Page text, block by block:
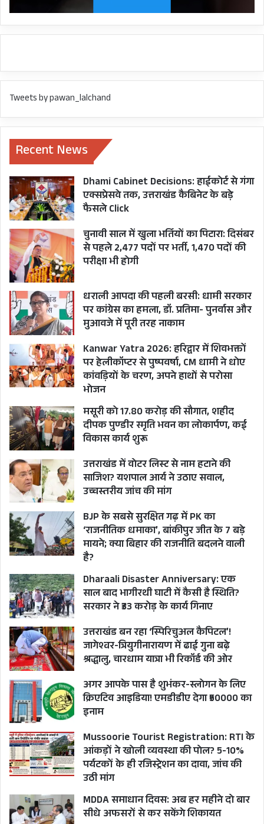
लाभ पहुंचाना है। उन्होंने कहा कि हमारा प्रयास शिथिल
योजनाओं को गति प्रदान करना है।
अपर सचिव योगेन्द्र रावत, निदेशक जनजाति संजय सिंह
टोलिया तथा अन्य विभागीय अधिकारी उपस्थित रहे।
CM PUSHKAR SINGH DHAMI
UTTARAKHAND
Tweets by pawan_lalchand
Recent News
Dhami Cabinet Decisions: हाईकोर्ट से गंगा
एक्सप्रेसवे तक, उत्तराखंड कैबिनेट के बड़े
फैसले Click
चुनावी साल में खुला भर्तियों का पिटारा: दिसंबर
से पहले 2,477 पदों पर भर्ती, 1,470 पदों की
परीक्षा भी होगी
धराली आपदा की पहली बरसी: धामी सरकार
पर कांग्रेस का हमला, डॉ. प्रतिमा- पुनर्वास और
मुआवजे में पूरी तरह नाकाम
Kanwar Yatra 2026: हरिद्वार में शिवभक्तों
पर हेलीकॉप्टर से पुष्पवर्षा, CM धामी ने धोए
कांवड़ियों के चरण, अपने हाथों से परोसा
भोजन
मसूरी को 17.80 करोड़ की सौगात, शहीद
दीपक पुण्डीर स्मृति भवन का लोकार्पण, कई
विकास कार्य शुरू
उत्तराखंड में वोटर लिस्ट से नाम हटाने की
साजिश? यशपाल आर्य ने उठाए सवाल,
उच्चस्तरीय जांच की मांग
BJP के सबसे सुरक्षित गढ़ में PK का
‘राजनीतिक धमाका’, बांकीपुर जीत के 7 बड़े
मायने; क्या बिहार की राजनीति बदलने वाली
है?
Dharaali Disaster Anniversary: एक
साल बाद भागीरथी घाटी में कैसी है स्थिति?
सरकार ने ₹33 करोड़ के कार्य गिनाए
उत्तराखंड बन रहा ‘स्पिरिचुअल कैपिटल’!
जागेश्वर-त्रियुगीनारायण में ढाई गुना बढ़े
श्रद्धालु, चारधाम यात्रा भी रिकॉर्ड की ओर
अगर आपके पास है शुभंकर-स्लोगन के लिए
क्रिएटिव आइडिया! एमडीडीए देगा ₹50000 का
इनाम
Mussoorie Tourist Registration: RTI के
आंकड़ों ने खोली व्यवस्था की पोल? 5-10%
पर्यटकों के ही रजिस्ट्रेशन का दावा, जांच की
उठी मांग
MDDA समाधान दिवस: अब हर महीने दो बार
सीधे अफसरों से कर सकेंगे शिकायत